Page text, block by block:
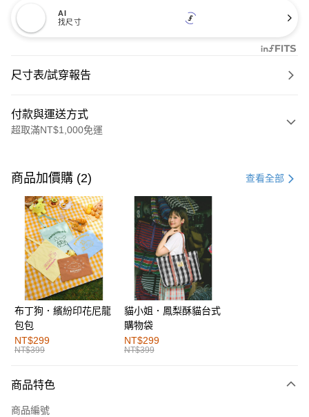
AI
找尺寸
尺寸表/試穿報告
付款與運送方式
超取滿NT$1,000免運
信用卡一次付款
購物金
超商取貨付款
LINE Pay
街口支付
運送方式
全家取貨付款
每筆NT$60，滿NT$1,000(含以上)免運費
付款後全家取貨
商品加價購 (2) 查看全部
布丁狗．繽紛印花尼龍
包包
NT$299
NT$399
貓小姐．鳳梨酥貓台式
購物袋
NT$299
NT$399
商品特色
商品編號